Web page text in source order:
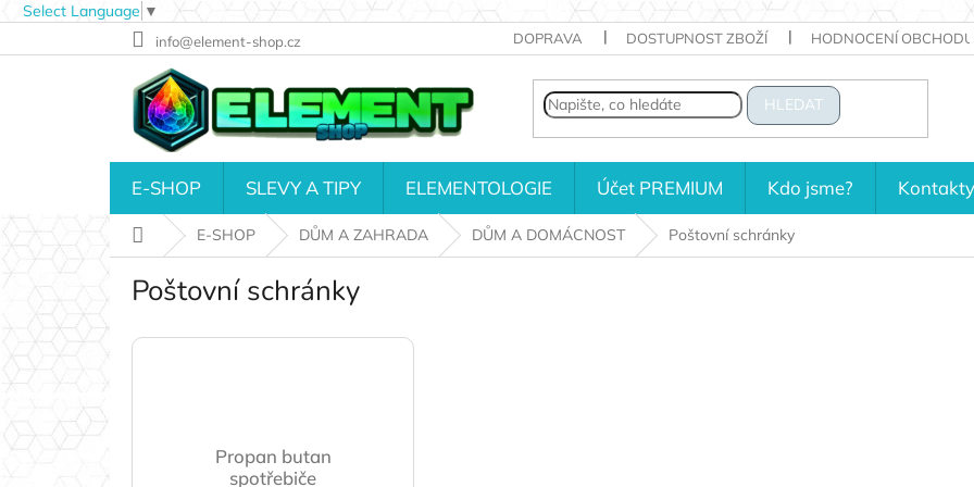
Select Language ▼
na
info@element-shop.cz DOPRAVA DOSTUPNOST ZBOŽÍ HODNOCENÍ OBCHODU
HLEDAT
E-SHOP SLEVY A TIPY ELEMENTOLOGIE Účet PREMIUM Kdo jsme? Kontakty
Domů E-SHOP DŮM A ZAHRADA DŮM A DOMÁCNOST Poštovní schránky
Poštovní schránky
Propan butan
spotřebiče